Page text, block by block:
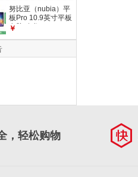
5G拍照中兴手机
努比亚（nubia）平
板Pro 10.9英寸平板
电脑 骁龙8 Gen3
￥
，轻松购物